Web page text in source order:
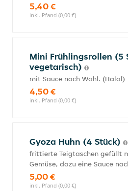
5,40 €
inkl. Pfand (0,00 €)
Mini Frühlingsrollen (5
vegetarisch)
mit Sauce nach Wahl. (Halal)
4,50 €
inkl. Pfand (0,00 €)
Gyoza Huhn (4 Stück)
frittierte Teigtaschen gefüllt
Gemüse, dazu eine Sauce
5,00 €
inkl. Pfand (0,00 €)